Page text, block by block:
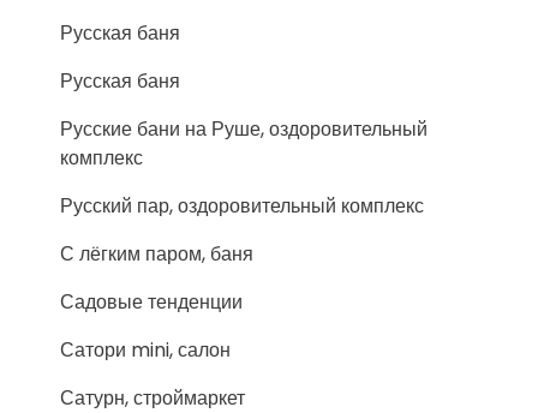
Русская баня
Русская баня
Русские бани на Руше, оздоровительный
комплекс
Русский пар, оздоровительный комплекс
С лёгким паром, баня
Садовые тенденции
Сатори mini, салон
Сатурн, строймаркет